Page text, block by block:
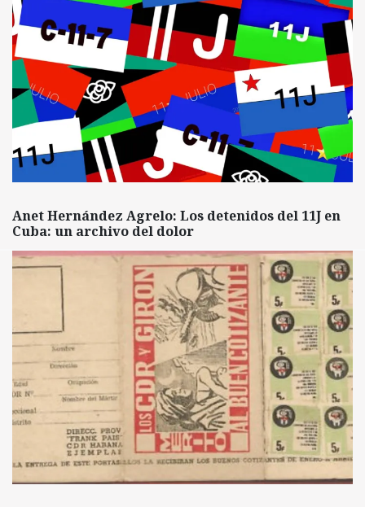
Anet Hernández Agrelo: Los detenidos del 11J en
Cuba: un archivo del dolor